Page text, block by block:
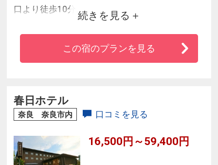
口より徒歩10分。
●全室ウォシュレット 加湿機能付空気清浄機完
●高速インターネット回線（100Mbps、LAN接
続、無料)
続きを見る
この宿のプランを見る
春日ホテル
奈良 奈良市内 口コミを見る
16,500円～59,400円